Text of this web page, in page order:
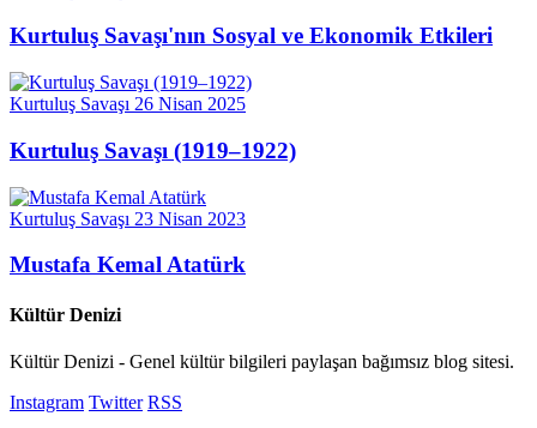
Kurtuluş Savaşı'nın Sosyal ve Ekonomik Etkileri
Kurtuluş Savaşı 26 Nisan 2025
Kurtuluş Savaşı (1919–1922)
Kurtuluş Savaşı 23 Nisan 2023
Mustafa Kemal Atatürk
Kültür Denizi
Kültür Denizi - Genel kültür bilgileri paylaşan bağımsız blog sitesi.
Instagram Twitter RSS